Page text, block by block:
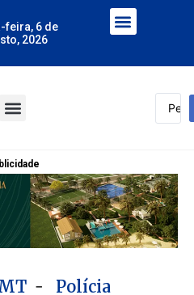
feira, 6 de
2026
- Polícia